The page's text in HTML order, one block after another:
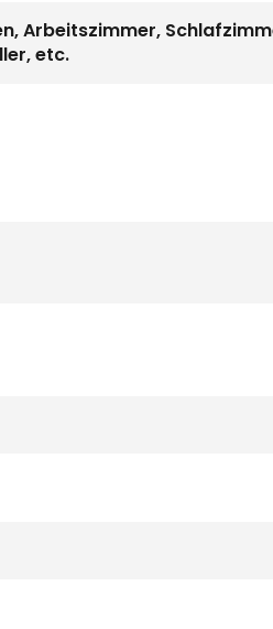
Arbeitszimmer,
etc.